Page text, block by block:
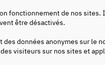
fonctionnement de nos
être désactivés.
des données anonymes sur le
des visiteurs sur nos sites et